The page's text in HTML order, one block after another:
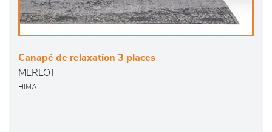
Canapé de relaxation 3 places
MERLOT
HIMA